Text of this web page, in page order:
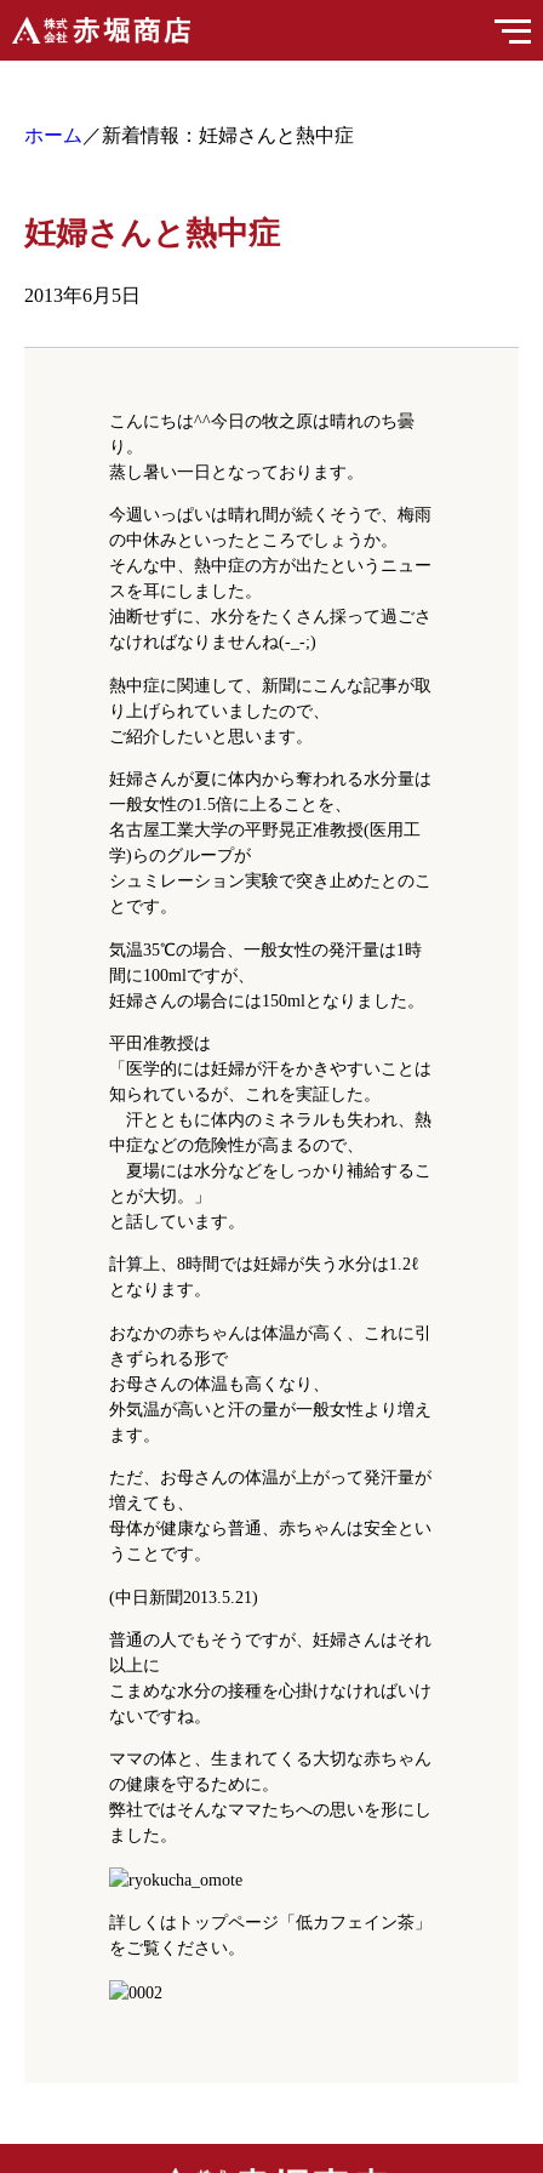
ホーム ／新着情報：妊婦さんと熱中症
妊婦さんと熱中症
2013年6月5日
こんにちは^^今日の牧之原は晴れのち曇
り。
蒸し暑い一日となっております。
今週いっぱいは晴れ間が続くそうで、梅雨
の中休みといったところでしょうか。
そんな中、熱中症の方が出たというニュー
スを耳にしました。
油断せずに、水分をたくさん採って過ごさ
なければなりませんね(-_-;)
熱中症に関連して、新聞にこんな記事が取
り上げられていましたので、
ご紹介したいと思います。
妊婦さんが夏に体内から奪われる水分量は
一般女性の1.5倍に上ることを、
名古屋工業大学の平野晃正准教授(医用工
学)らのグループが
シュミレーション実験で突き止めたとのこ
とです。
気温35℃の場合、一般女性の発汗量は1時
間に100mlですが、
妊婦さんの場合には150mlとなりました。
平田准教授は
「医学的には妊婦が汗をかきやすいことは
知られているが、これを実証した。
汗とともに体内のミネラルも失われ、熱
中症などの危険性が高まるので、
夏場には水分などをしっかり補給するこ
とが大切。」
と話しています。
計算上、8時間では妊婦が失う水分は1.2ℓ
となります。
おなかの赤ちゃんは体温が高く、これに引
きずられる形で
お母さんの体温も高くなり、
外気温が高いと汗の量が一般女性より増え
ます。
ただ、お母さんの体温が上がって発汗量が
増えても、
母体が健康なら普通、赤ちゃんは安全とい
うことです。
(中日新聞2013.5.21)
普通の人でもそうですが、妊婦さんはそれ
以上に
こまめな水分の接種を心掛けなければいけ
ないですね。
ママの体と、生まれてくる大切な赤ちゃん
の健康を守るために。
弊社ではそんなママたちへの思いを形にし
ました。
詳しくはトップページ「低カフェイン茶」
をご覧ください。